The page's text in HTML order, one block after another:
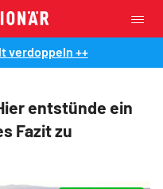
verdoppeln ++
entstünde ein
Fazit zu